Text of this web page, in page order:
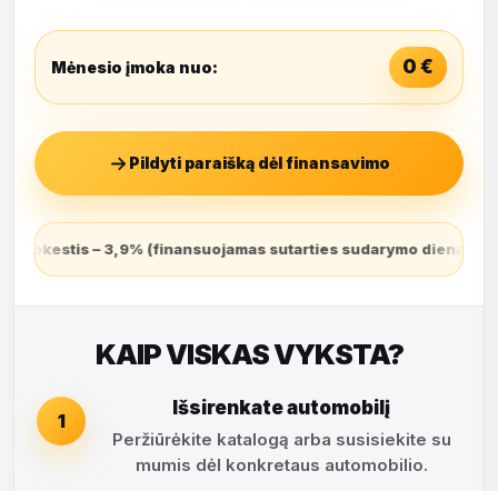
Mėnesio įmoka nuo: 0 €
Pildyti paraišką dėl finansavimo
sudarymo dieną ir grąžinamas lygiomis dalimis per
KAIP VISKAS VYKSTA?
1
Išsirenkate automobilį
Peržiūrėkite katalogą arba susisiekite su
mumis dėl konkretaus automobilio.